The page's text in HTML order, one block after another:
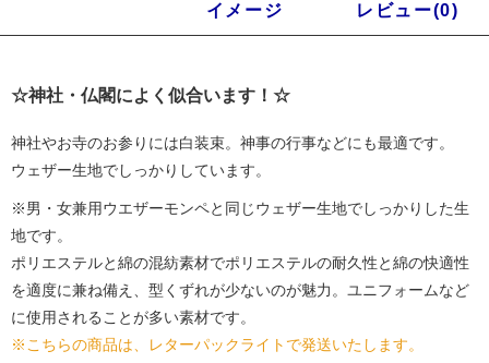
イメージ レビュー(0)
☆神社・仏閣によく似合います！☆
神社やお寺のお参りには白装束。神事の行事などにも最適です。
ウェザー生地でしっかりしています。
※男・女兼用ウエザーモンペと同じウェザー生地でしっかりした生
地です。
ポリエステルと綿の混紡素材でポリエステルの耐久性と綿の快適性
を適度に兼ね備え、型くずれが少ないのが魅力。ユニフォームなど
に使用されることが多い素材です。
※こちらの商品は、レターパックライトで発送いたします。